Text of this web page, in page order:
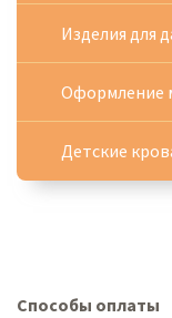
Изделия для
Оформление
Детские
Способы оплаты